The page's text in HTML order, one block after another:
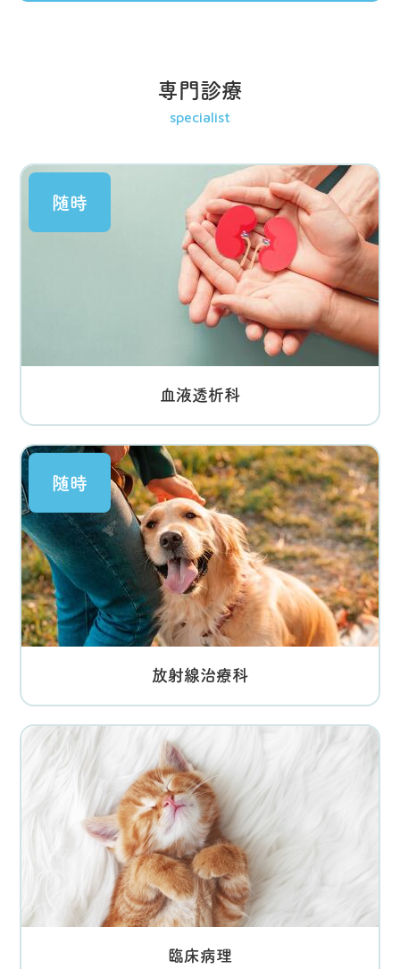
専門診療
specialist
随時
血液透析科
随時
放射線治療科
臨床病理